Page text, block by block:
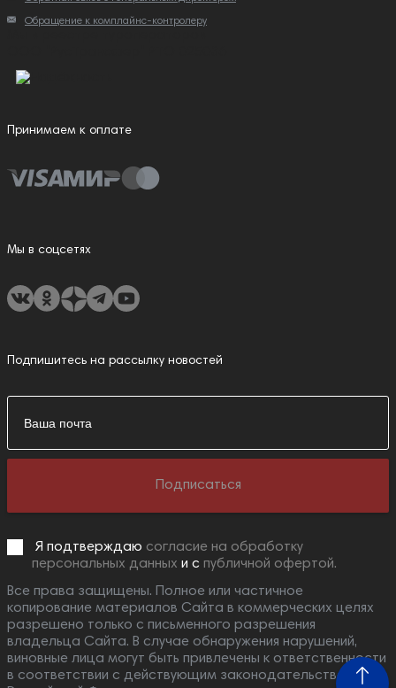
Обращение к комплайнс-контролеру
Принимаем к оплате
Мы в соцсетях
Подпишитесь на рассылку новостей
Подписаться
Я подтверждаю согласие на обработку
персональных данных и с публичной офертой.
Все права защищены. Полное или частичное
копирование материалов Сайта в коммерческих целях
разрешено только с письменного разрешения
владельца Сайта. В случае обнаружения нарушений,
виновные лица могут быть привлечены к ответственности
в соответствии с действующим законодательством